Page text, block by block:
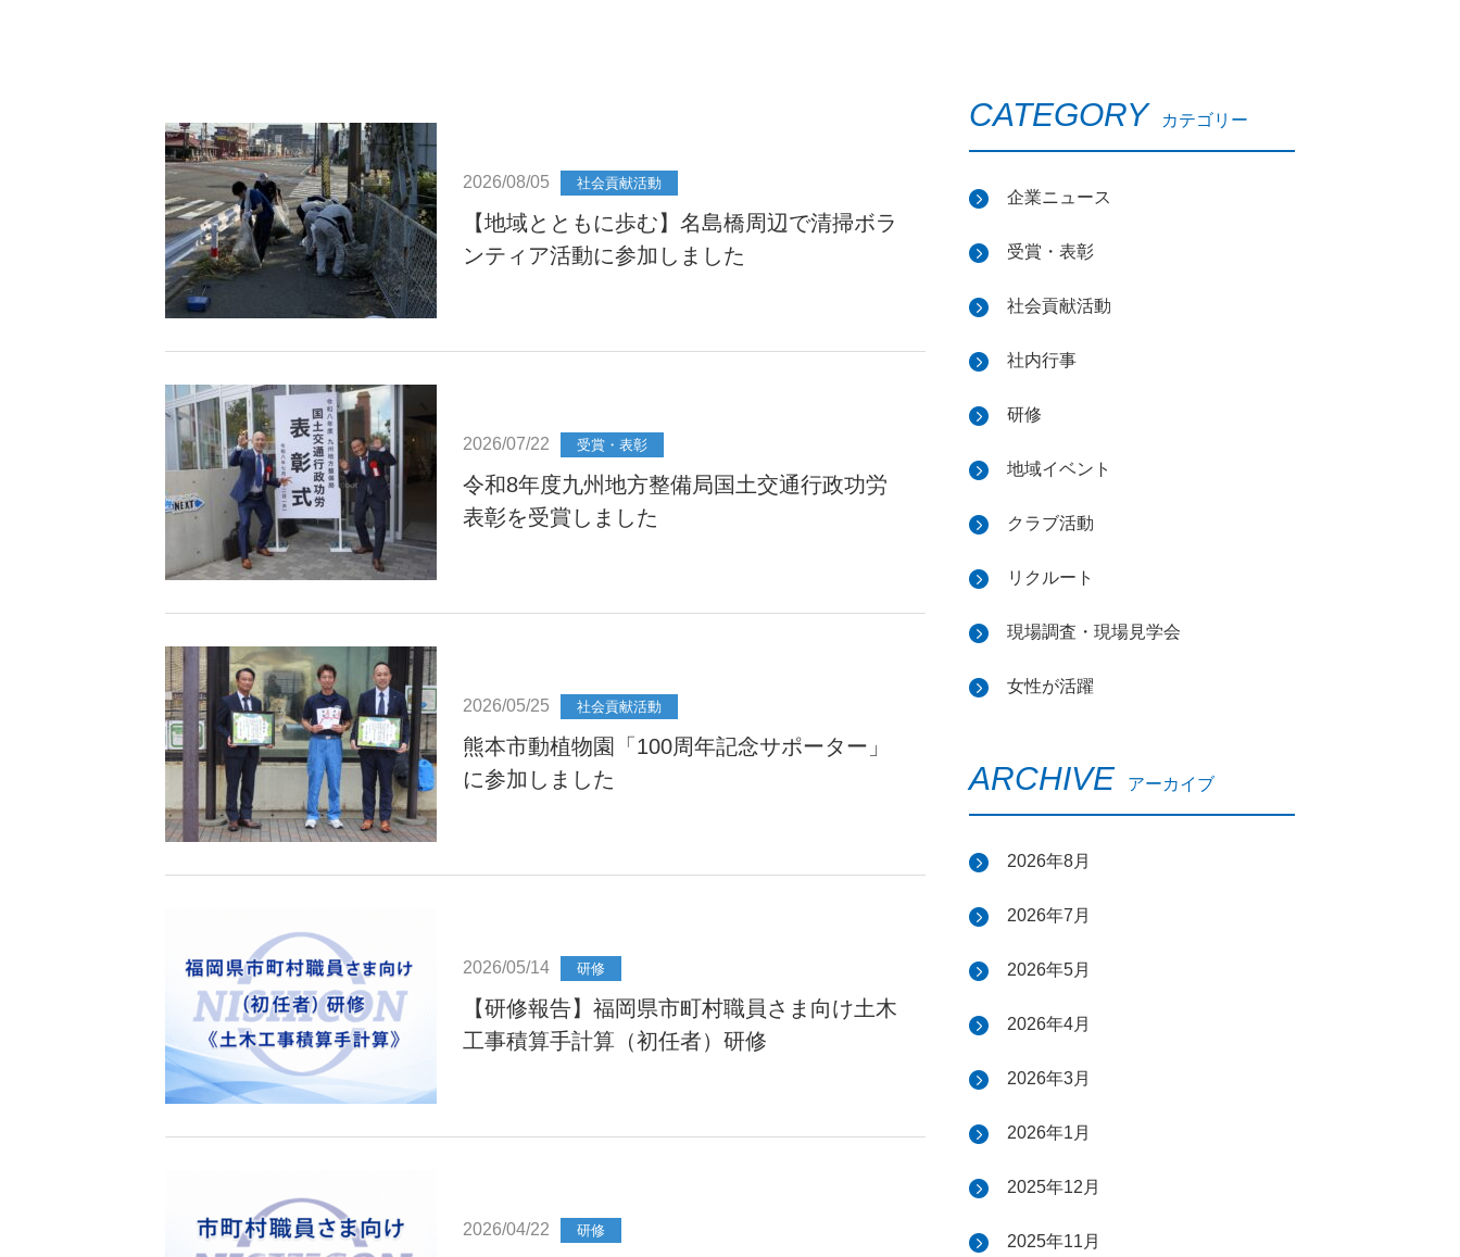
2026/08/05 社会貢献活動
【地域とともに歩む】名島橋周辺で清掃ボラ
ンティア活動に参加しました
2026/07/22 受賞・表彰
令和8年度九州地方整備局国土交通行政功労
表彰を受賞しました
2026/05/25 社会貢献活動
熊本市動植物園「100周年記念サポーター」
に参加しました
2026/05/14 研修
【研修報告】福岡県市町村職員さま向け土木
工事積算手計算（初任者）研修
2026/04/22 研修
CATEGORY カテゴリー
企業ニュース
受賞・表彰
社会貢献活動
社内行事
研修
地域イベント
クラブ活動
リクルート
現場調査・現場見学会
女性が活躍
ARCHIVE アーカイブ
2026年8月
2026年7月
2026年5月
2026年4月
2026年3月
2026年1月
2025年12月
2025年11月